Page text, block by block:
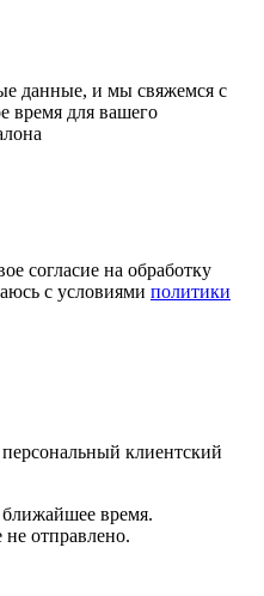
данные, и мы свяжемся с
время для вашего
согласие на обработку
с условиями политики
клиентский
время.
отправлено.